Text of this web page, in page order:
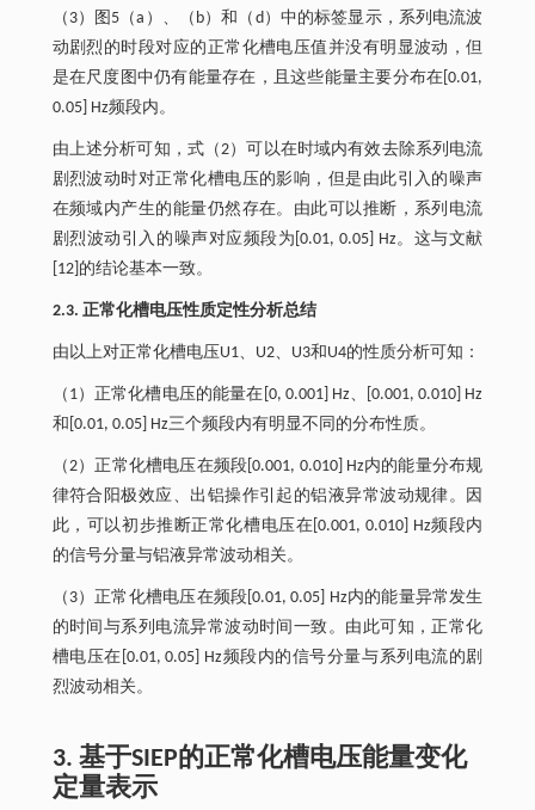
（3）图5（a）、（b）和（d）中的标签显示，系列电流波
动剧烈的时段对应的正常化槽电压值并没有明显波动，但
是在尺度图中仍有能量存在，且这些能量主要分布在[0.01,
0.05] Hz频段内。
由上述分析可知，式（2）可以在时域内有效去除系列电流
剧烈波动时对正常化槽电压的影响，但是由此引入的噪声
在频域内产生的能量仍然存在。由此可以推断，系列电流
剧烈波动引入的噪声对应频段为[0.01, 0.05] Hz。这与文献
[12]的结论基本一致。
2.3. 正常化槽电压性质定性分析总结
由以上对正常化槽电压U1、U2、U3和U4的性质分析可知：
（1）正常化槽电压的能量在[0, 0.001] Hz、[0.001, 0.010] Hz
和[0.01, 0.05] Hz三个频段内有明显不同的分布性质。
（2）正常化槽电压在频段[0.001, 0.010] Hz内的能量分布规
律符合阳极效应、出铝操作引起的铝液异常波动规律。因
此，可以初步推断正常化槽电压在[0.001, 0.010] Hz频段内
的信号分量与铝液异常波动相关。
（3）正常化槽电压在频段[0.01, 0.05] Hz内的能量异常发生
的时间与系列电流异常波动时间一致。由此可知，正常化
槽电压在[0.01, 0.05] Hz频段内的信号分量与系列电流的剧
烈波动相关。
3. 基于SIEP的正常化槽电压能量变化
定量表示